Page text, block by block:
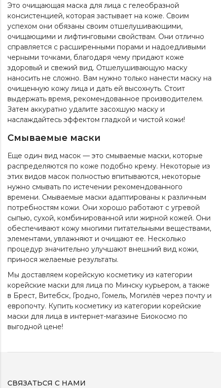
Это очищающая маска для лица с гелеобразной
консистенцией, которая застывает на коже. Своим
успехом они обязаны своим отшелушивающими,
очищающими и лифтинговыми свойствам. Они отлично
справляется с расширенными порами и надоедливыми
черными точками, благодаря чему придают коже
здоровый и свежий вид. Отшелушивающую маску
наносить не сложно. Вам нужно только нанести маску на
очищенную кожу лица и дать ей высохнуть. Стоит
выдержать время, рекомендованное производителем.
Затем аккуратно удалите засохшую маску и
наслаждайтесь эффектом гладкой и чистой кожи!
Смываемые маски
Еще один вид масок — это смываемые маски, которые
распределяются по коже подобно крему. Некоторые из
этих видов масок полностью впитываются, некоторые
нужно смывать по истечении рекомендованного
времени. Смываемые маски адаптированы к различным
потребностям кожи. Они хорошо работают с угревой
сыпью, сухой, комбинированной или жирной кожей. Они
обеспечивают кожу многими питательными веществами,
элементами, увлажняют и очищают ее. Несколько
процедур значительно улучшают внешний вид кожи,
принося желаемые результаты.
Мы доставляем корейскую косметику из категории
корейские маски для лица по Минску курьером, а также
в Брест, Витебск, Гродно, Гомель, Могилёв через почту и
европочту. Купить косметику из категории корейские
маски для лица в интернет-магазине Биокосмо по
выгодной цене!
СВЯЗАТЬСЯ С НАМИ